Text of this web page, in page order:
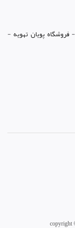
پويان تهويه -
copyright